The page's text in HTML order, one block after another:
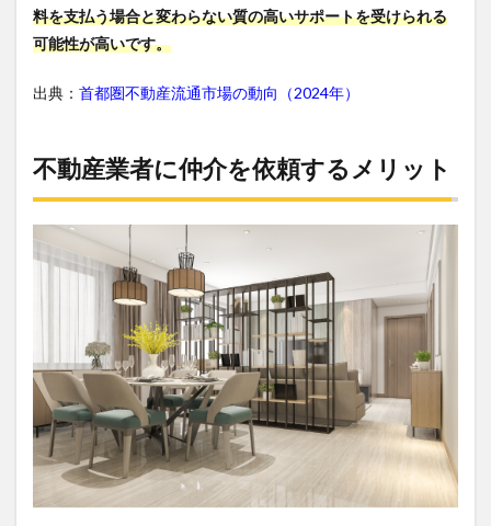
料を支払う場合と変わらない質の高いサポートを受けられる
可能性が高いです。
出典： 首都圏不動産流通市場の動向（2024年）
不動産業者に仲介を依頼するメリット